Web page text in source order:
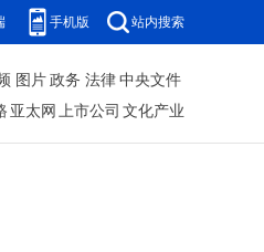
手机版 站内搜索
图片 政务 法律 中央文件
亚太网 上市公司 文化产业